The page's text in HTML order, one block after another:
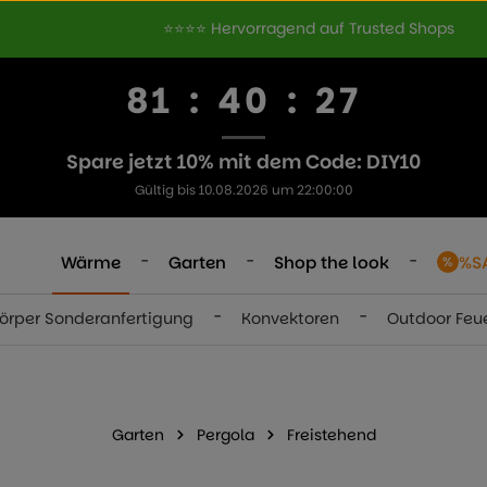
⭐⭐⭐⭐ Hervorragend auf Trusted Shops
81 : 40 : 26
Spare jetzt 10% mit dem Code: DIY10
Gültig bis 10.08.2026 um 22:00:00
Wärme - Garten - Shop the look -
Sonderanfertigung - Konvektoren - Outdoor
Garten Pergola Freistehend